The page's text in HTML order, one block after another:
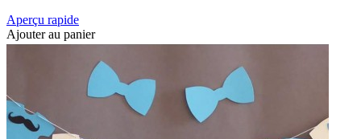
Aperçu rapide
Ajouter au panier